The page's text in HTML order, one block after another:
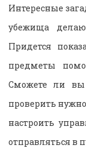
Интересные
убежища
Придется
предметы
Сможете ли
проверить
настроить
отправляться в